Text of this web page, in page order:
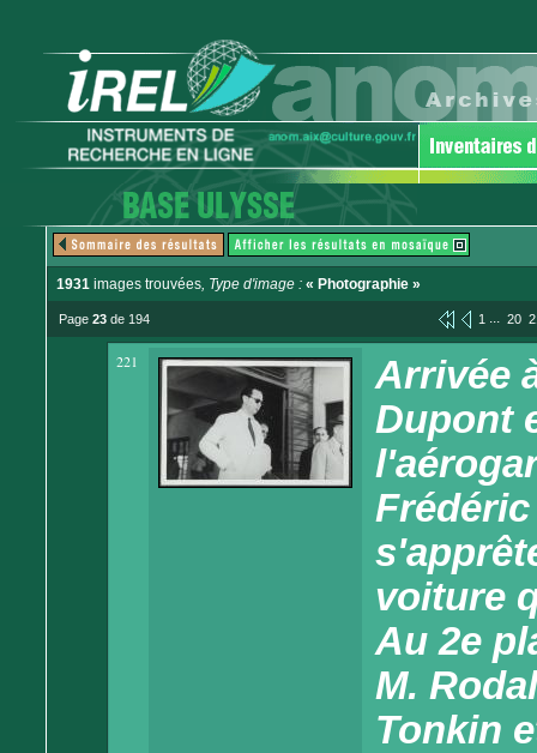
1931 images trouvées, Type d'image : « Photographie »
Page 23 de 194 1 ... 20
221
Arrivée
Dupont
voiture
Au 2e
M.
Tonkin